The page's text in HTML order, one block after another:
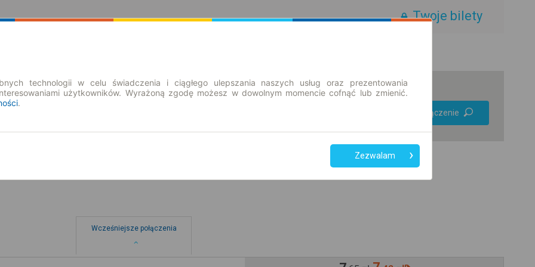
Twoje bilety
Znajdź połączenie
Wcześniejsze połączenia
technologii w celu świadczenia i ciągłego ulepszania naszych usług oraz prezentowania
użytkowników. Wyrażoną zgodę możesz w dowolnym momencie cofnąć lub zmienić.
.
Zezwalam